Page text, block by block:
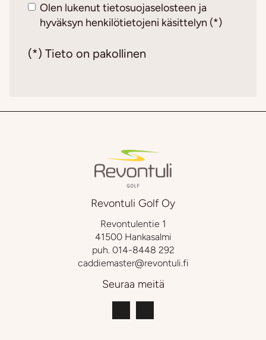
Olen lukenut tietosuojaselosteen ja
hyväksyn henkilötietojeni käsittelyn (*)
(*) Tieto on pakollinen
Revontuli Golf Oy
Revontulentie 1
41500 Hankasalmi
puh. 014-8448 292
caddiemaster@revontuli.fi
Seuraa meitä